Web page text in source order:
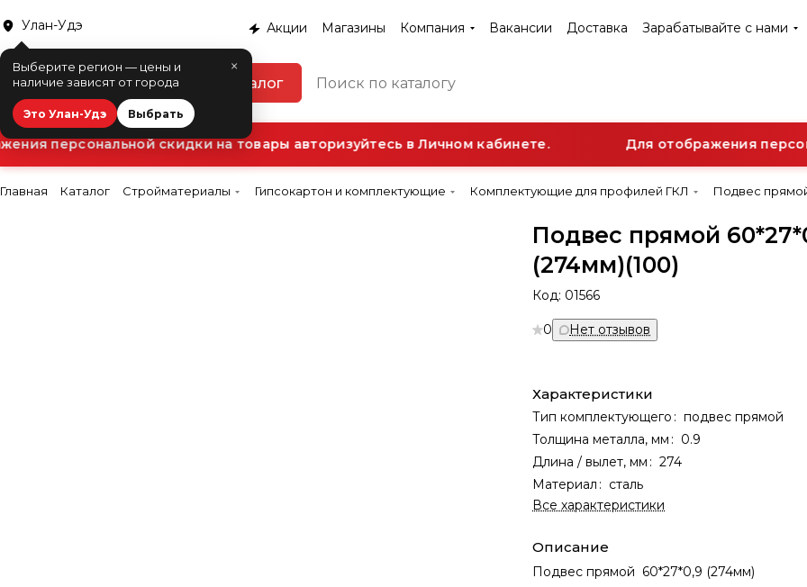
Улан-Удэ
×
Выберите регион — цены и
наличие зависят от города
Это Улан-Удэ Выбрать
Акции Магазины Компания Вакансии Доставка Зарабатывайте с нами
Каталог
персональной скидки на товары авторизуйтесь в Личном кабинете. Для отображения
Главная Каталог Стройматериалы Гипсокартон и комплектующие Комплектующие для профилей ГКЛ Подвес
Подвес прямой
(274мм)(100)
Код: 01566
0 Нет отзывов
Характеристики
Тип комплектующего : подвес прямой
Толщина металла, мм : 0.9
Длина / вылет, мм : 274
Материал : сталь
Все характеристики
Описание
Подвес прямой 60*27*0,9 (274мм)